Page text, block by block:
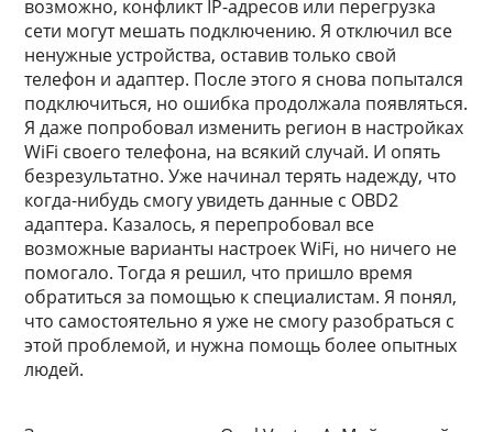
возможно, конфликт IP-адресов или перегрузка
сети могут мешать подключению. Я отключил все
ненужные устройства, оставив только свой
телефон и адаптер. После этого я снова попытался
подключиться, но ошибка продолжала появляться.
Я даже попробовал изменить регион в настройках
WiFi своего телефона, на всякий случай. И опять
безрезультатно. Уже начинал терять надежду, что
когда-нибудь смогу увидеть данные с OBD2
адаптера. Казалось, я перепробовал все
возможные варианты настроек WiFi, но ничего не
помогало. Тогда я решил, что пришло время
обратиться за помощью к специалистам. Я понял,
что самостоятельно я уже не смогу разобраться с
этой проблемой, и нужна помощь более опытных
людей.